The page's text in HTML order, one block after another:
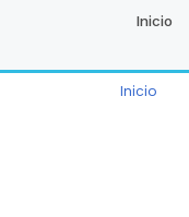
Inicio
Inicio